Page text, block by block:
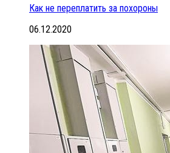
Как не переплатить за похороны
06.12.2020